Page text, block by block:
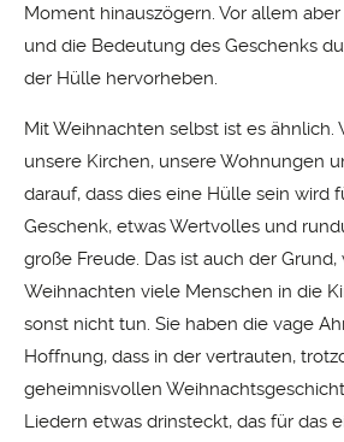
Moment hinauszögern. Vor allem
und die Bedeutung des Geschenks
der Hülle hervorheben.
Mit Weihnachten selbst ist es ähnlich.
unsere Kirchen, unsere Wohnungen
darauf, dass dies eine Hülle sein wird
Geschenk, etwas Wertvolles und
große Freude. Das ist auch der Grund,
Weihnachten viele Menschen in die
sonst nicht tun. Sie haben die vage
Hoffnung, dass in der vertrauten,
geheimnisvollen
Liedern etwas drinsteckt, das für das